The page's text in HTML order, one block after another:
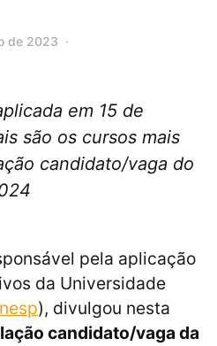
de 2023
em 15 de
são os cursos mais
candidato/vaga do
pela aplicação
da Universidade
), divulgou nesta
candidato/vaga da